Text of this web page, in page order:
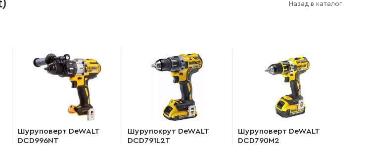
Назад в каталог
Шуруповерт DeWALT
DCD996NT
Шурупокрут DeWALT
DCD791L2T
Шуруповерт DeWALT
DCD790M2